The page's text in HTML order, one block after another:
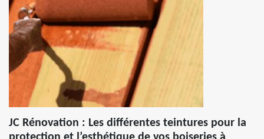
JC Rénovation : Les différentes teintures pour la